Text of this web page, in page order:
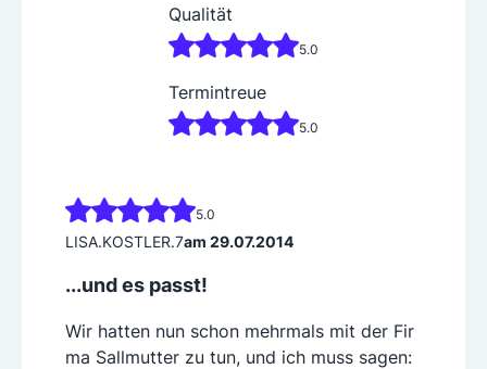
Qualität
5.0
Termintreue
5.0
5.0
LISA.KOSTLER.7am 29.07.2014
...und es passt!
Wir hatten nun schon mehrmals mit der Fir
ma Sallmutter zu tun, und ich muss sagen: